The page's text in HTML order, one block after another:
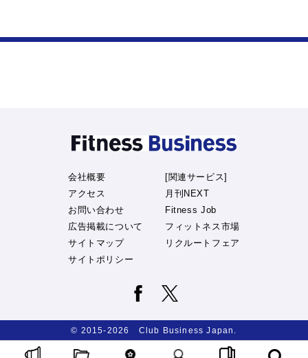
会社概要
アクセス
お問い合わせ
広告掲載について
サイトマップ
サイトポリシー
[関連サービス]
月刊NEXT
Fitness Job
フィットネス市場
リクルートフェア
© 2015-2026 Club Business Japan.